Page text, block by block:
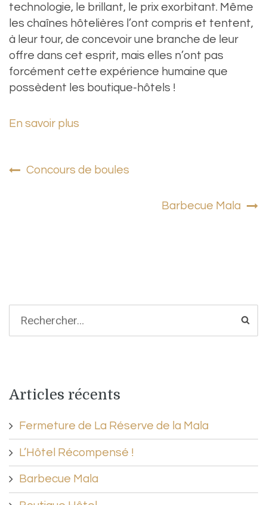
technologie, le brillant, le prix exorbitant. Même
les chaînes hôtelières l’ont compris et tentent,
à leur tour, de concevoir une branche de leur
offre dans cet esprit, mais elles n’ont pas
forcément cette expérience humaine que
possèdent les boutique-hôtels !
En savoir plus
Navigation
Concours de boules
Barbecue Mala
Articles récents
Fermeture de La Réserve de la Mala
L’Hôtel Récompensé !
Barbecue Mala